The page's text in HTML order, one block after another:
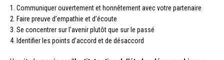
1. Communiquer ouvertement et honnêtement avec votre partenaire
2. Faire preuve d’empathie et d’écoute
3. Se concentrer sur l’avenir plutôt que sur le passé
4. Identifier les points d’accord et de désaccord